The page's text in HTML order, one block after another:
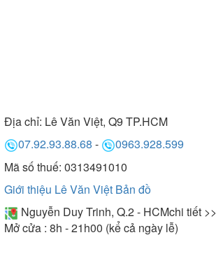
Địa chỉ: Lê Văn Việt, Q9 TP.HCM
07.92.93.88.68 -
0963.928.599
Mã số thuế: 0313491010
Giới thiệu Lê Văn Việt Bản đồ
Nguyễn Duy Trinh, Q.2 - HCMchi tiết >>
Mở cửa : 8h - 21h00 (kể cả ngày lễ)